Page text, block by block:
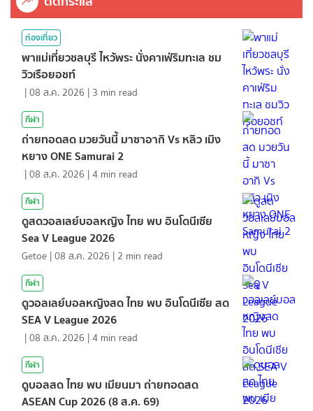
ท่องเที่ยว
พาแม่เที่ยวชลบุรี ไหว้พระ นั่งคาเฟ่ริมทะเล ชม
วิวเรือยอชท์
|08 ส.ค. 2026 | 3 min read
กีฬา
ถ่ายทอดสด มวยวันนี้ มาซาอากิ Vs หลิว เมิง
หยาง ONE Samurai 2
|08 ส.ค. 2026 |4 min read
กีฬา
ดูสดวอลเลย์บอลหญิง ไทย พบ อินโดนีเซีย
Sea V League 2026
Getoe |08 ส.ค. 2026 | 2 min read
กีฬา
ดูวอลเลย์บอลหญิงสด ไทย พบ อินโดนีเซีย สด
SEA V League 2026
|08 ส.ค. 2026 |4 min read
กีฬา
ดูบอลสด ไทย พบ เมียนมา ถ่ายทอดสด
ASEAN Cup 2026 (8 ส.ค. 69)